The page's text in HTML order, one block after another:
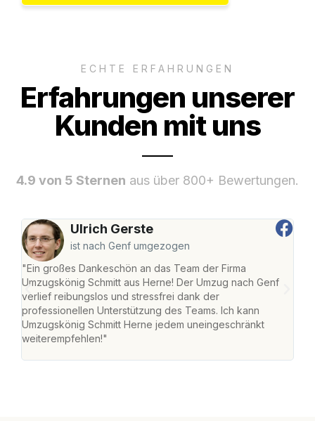
ECHTE ERFAHRUNGEN
Erfahrungen unserer
Kunden mit uns
4.9 von 5 Sternen aus über 800+ Bewertungen.
Ulrich Gerste
ist nach Genf umgezogen
"Ein großes Dankeschön an das Team der Firma
Umzugskönig Schmitt aus Herne! Der Umzug nach Genf
verlief reibungslos und stressfrei dank der
professionellen Unterstützung des Teams. Ich kann
Umzugskönig Schmitt Herne jedem uneingeschränkt
weiterempfehlen!"